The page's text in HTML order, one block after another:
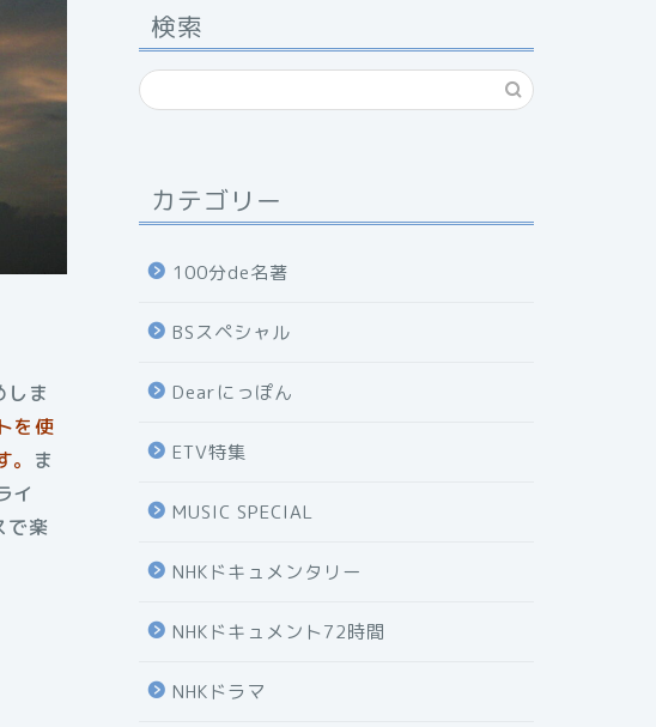
しま
を使
ま
イ
で楽
検索
カテゴリー
100分de名著
BSスペシャル
Dearにっぽん
ETV特集
MUSIC SPECIAL
NHKドキュメンタリー
NHKドキュメント72時間
NHKドラマ